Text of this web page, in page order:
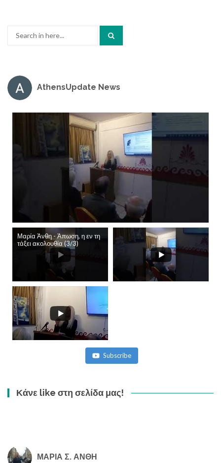
AthensUpdate News
Μαρία Άνθη - Άπωση, η εν τη
τάξει ακολουθία (3/3)
Subscribe
Κάνε like στη σελίδα μας!
ΜΑΡΙΑ Σ. ΑΝΘΗ